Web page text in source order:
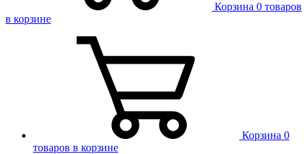
Корзина 0 товаров
в корзине
Корзина 0
товаров в корзине